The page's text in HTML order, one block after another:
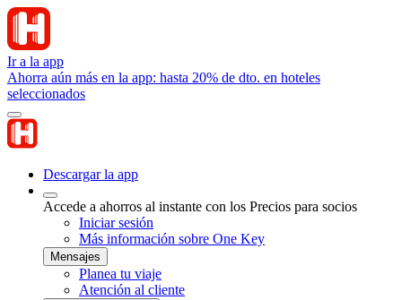
Ir a la app
Ahorra aún más en la app: hasta 20% de dto. en hoteles
seleccionados
Descargar la app
Accede a ahorros al instante con los Precios para socios
Iniciar sesión
Más información sobre One Key
Mensajes
Planea tu viaje
Atención al cliente